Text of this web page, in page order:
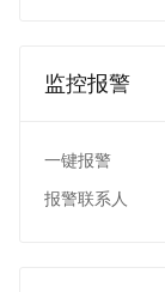
监控报警
一键报警
报警联系人